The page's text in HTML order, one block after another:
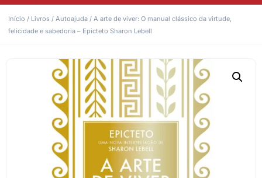
Início / Livros / Autoajuda / A arte de viver: O manual clássico da virtude,
felicidade e sabedoria – Epicteto Sharon Lebell